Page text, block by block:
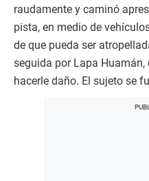
raudamente y caminó
pista, en medio de
de que pueda ser
seguida por Lapa
hacerle daño. El sujeto se